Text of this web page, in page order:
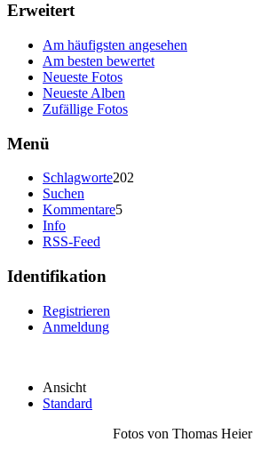
Erweitert
Am häufigsten angesehen
Am besten bewertet
Neueste Fotos
Neueste Alben
Zufällige Fotos
Menü
Schlagworte202
Suchen
Kommentare5
Info
RSS-Feed
Identifikation
Registrieren
Anmeldung
Ansicht
Standard
Fotos von Thomas Heier